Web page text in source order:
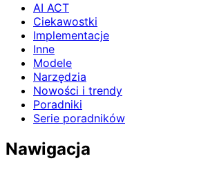
AI ACT
Ciekawostki
Implementacje
Inne
Modele
Narzędzia
Nowości i trendy
Poradniki
Serie poradników
Nawigacja